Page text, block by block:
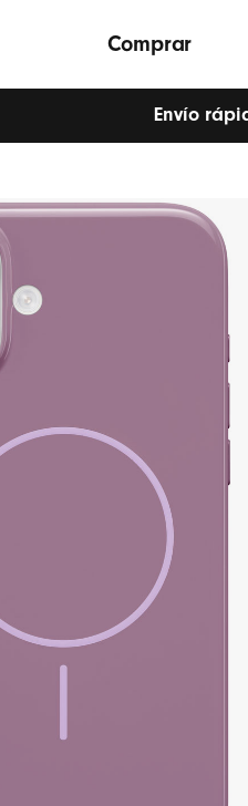
Comprar
Envío